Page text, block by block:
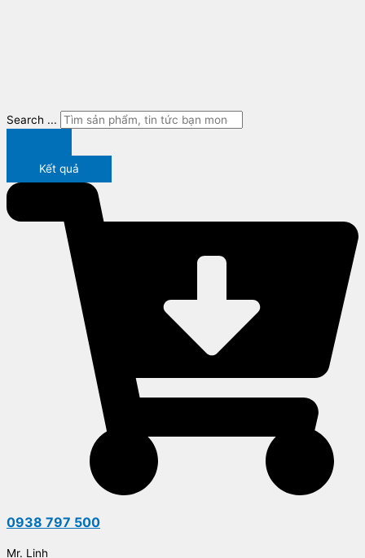
Search ...
Kết quả
0938 797 500
Mr. Linh